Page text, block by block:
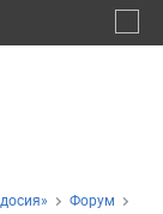
Форум